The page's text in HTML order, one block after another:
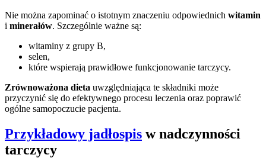
Nie można zapominać o istotnym znaczeniu odpowiednich witamin
i minerałów. Szczególnie ważne są:
witaminy z grupy B,
selen,
które wspierają prawidłowe funkcjonowanie tarczycy.
Zrównoważona dieta uwzględniająca te składniki może
przyczynić się do efektywnego procesu leczenia oraz poprawić
ogólne samopoczucie pacjenta.
Przykładowy jadłospis w nadczynności
tarczycy